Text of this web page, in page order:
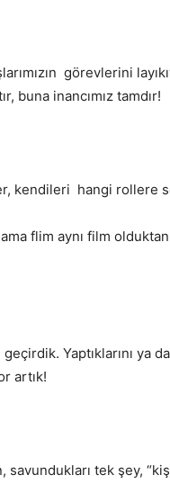
görevlerini
buna inancımız tamdır!
kendileri hangi rollere
flim aynı film
Yaptıklarını ya
artık!
tek şey,